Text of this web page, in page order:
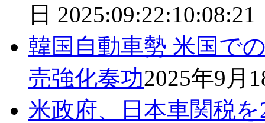
日 2025:09:22:10:08:21
韓国自動車勢 米国で
売強化奏功2025年9月
米政府、日本車関税